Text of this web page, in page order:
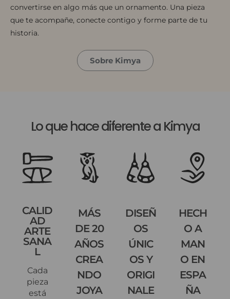
convertirse en algo más que un ornamento. Una pieza
que te acompañe, conecte contigo y forme parte de tu
historia.
Sobre Kimya
Lo que hace diferente a Kimya
CALID
AD
ARTE
SANA
L
Cada
pieza
está
MÁS
DE 20
AÑOS
CREA
NDO
JOYA
DISEÑ
OS
ÚNIC
OS Y
ORIGI
NALE
HECH
O A
MAN
O EN
ESPA
ÑA